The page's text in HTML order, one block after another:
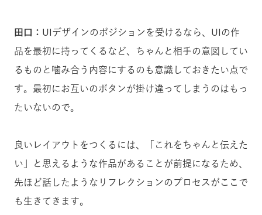
田口： UIデザインのポジションを受けるなら、UIの作
品を最初に持ってくるなど、ちゃんと相手の意図してい
るものと噛み合う内容にするのも意識しておきたい点で
す。最初にお互いのボタンが掛け違ってしまうのはもっ
たいないので。
良いレイアウトをつくるには、「これをちゃんと伝えた
い」と思えるような作品があることが前提になるため、
先ほど話したようなリフレクションのプロセスがここで
も生きてきます。